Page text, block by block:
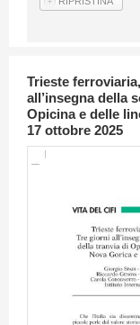
Trieste
all’insegna della
Opicina e delle
17 ottobre 2025